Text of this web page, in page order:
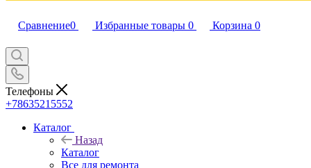
Сравнение0 Избранные товары 0 Корзина 0
Телефоны
+78635215552
Каталог
Назад
Каталог
Все для ремонта